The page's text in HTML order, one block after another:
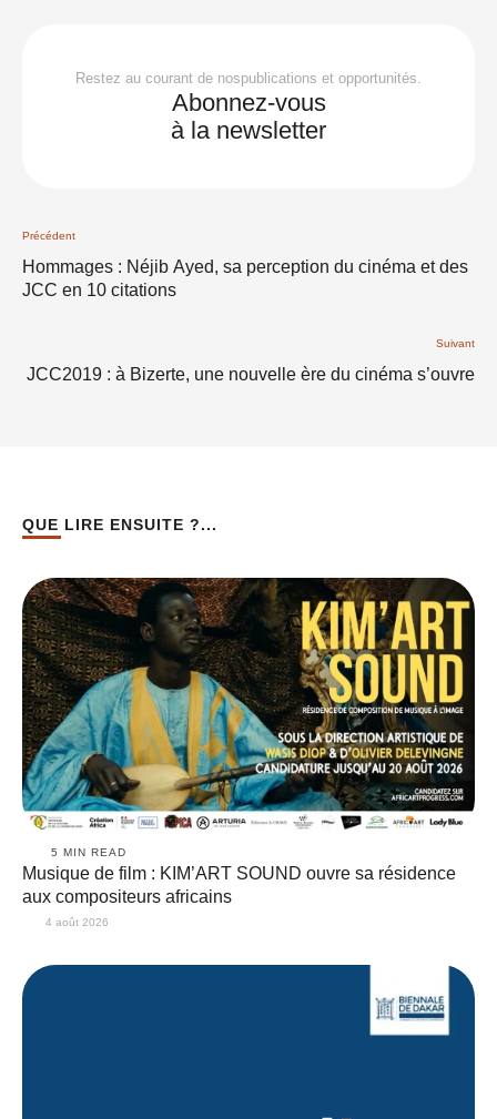
Restez au courant de nospublications et opportunités.
Abonnez-vous
à la newsletter
Précédent
Hommages : Néjib Ayed, sa perception du cinéma et des
JCC en 10 citations
Suivant
JCC2019 : à Bizerte, une nouvelle ère du cinéma s’ouvre
QUE LIRE ENSUITE ?...
5 MIN READ
Musique de film : KIM’ART SOUND ouvre sa résidence
aux compositeurs africains
4 août 2026